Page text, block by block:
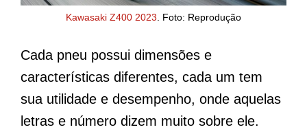
Kawasaki Z400 2023 . Foto: Reprodução
Cada pneu possui dimensões e
características diferentes, cada um tem
sua utilidade e desempenho, onde aquelas
letras e número dizem muito sobre ele.